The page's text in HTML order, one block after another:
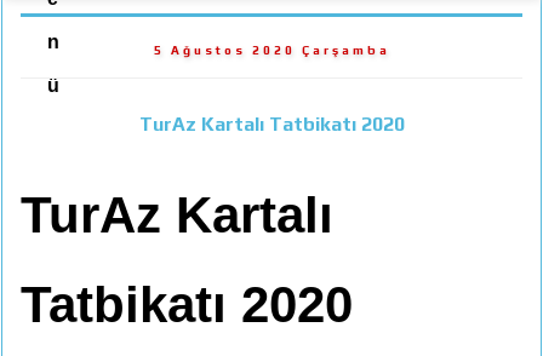
n
ü
5 Ağustos 2020 Çarşamba
TurAz Kartalı Tatbikatı 2020
TurAz Kartalı
Tatbikatı 2020